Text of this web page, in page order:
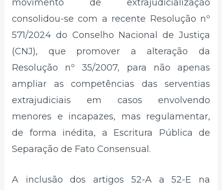
movimento de extrajudicialização
consolidou-se com a recente Resolução nº
571/2024 do Conselho Nacional de Justiça
(CNJ), que promover a alteração da
Resolução nº 35/2007, para não apenas
ampliar as competências das serventias
extrajudiciais em casos envolvendo
menores e incapazes, mas regulamentar,
de forma inédita, a Escritura Pública de
Separação de Fato Consensual.
A inclusão dos artigos 52-A a 52-E na